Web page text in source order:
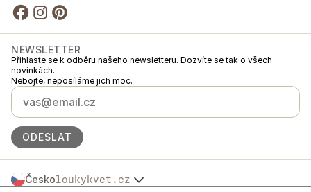
NEWSLETTER
Přihlaste se k odběru našeho newsletteru. Dozvíte se tak o všech
novinkách.
Nebojte, neposíláme jich moc.
ODESLAT
Českoloukykvet.cz